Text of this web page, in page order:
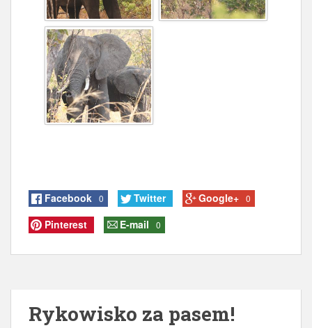
Facebook 0 Twitter Google+ 0
Pinterest E-mail 0
Rykowisko za pasem!